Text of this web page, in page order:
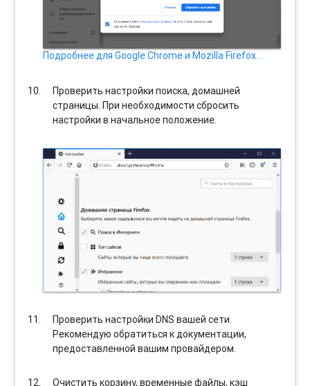
Подробнее для Google Chrome и Mozilla Firefox…
Проверить настройки поиска, домашней
страницы. При необходимости сбросить
настройки в начальное положение.
Проверить настройки DNS вашей сети.
Рекомендую обратиться к документации,
предоставленной вашим провайдером.
Очистить корзину, временные файлы, кэш